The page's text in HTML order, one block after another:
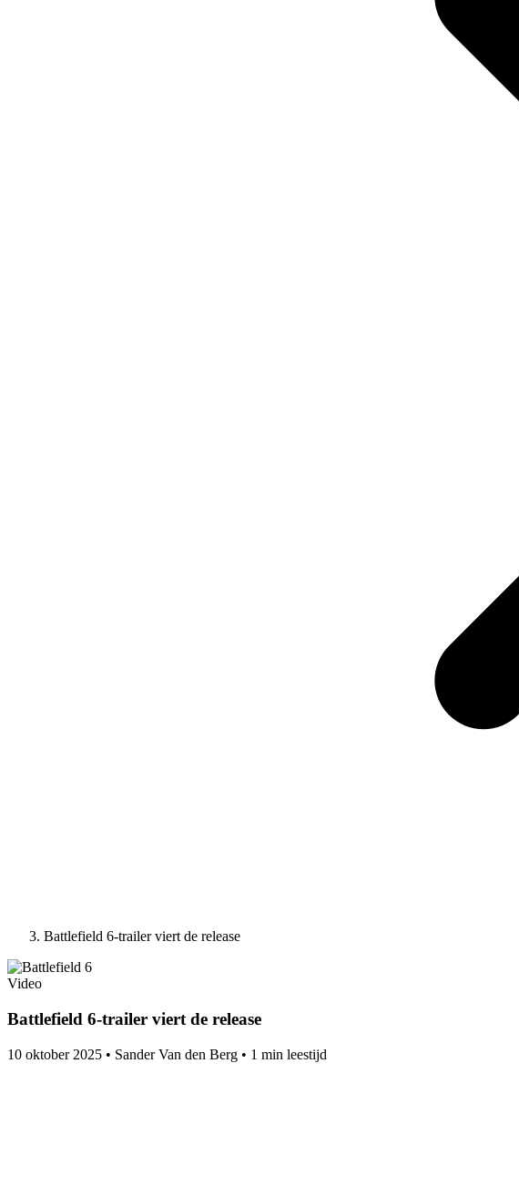
Battlefield 6-trailer viert de release
Video
Battlefield 6-trailer viert de release
10 oktober 2025 • Sander Van den Berg • 1 min leestijd